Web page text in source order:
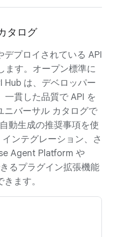
タログ
プロイされている API
ます。オープン標準に
Hub は、デベロッパー
一貫した品質で API を
ニバーサル カタログで
動生成の推奨事項を使
ンテグレーション、さ
Agent Platform や
るプラグイン拡張機能
ます。